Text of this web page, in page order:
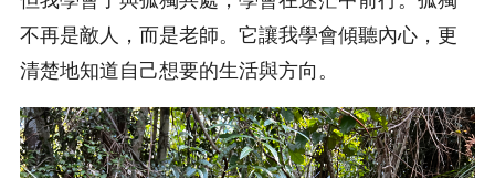
不再是敵人，而是老師。它讓我學會傾聽內心，更
清楚地知道自己想要的生活與方向。